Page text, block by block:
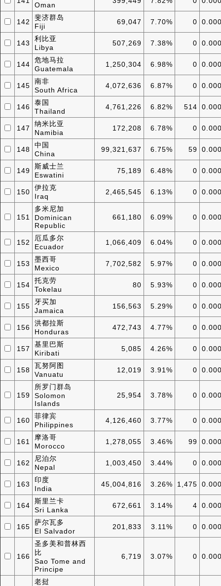
Oman
142
斐济群岛
Fiji
69,047 7.70% 0
143
利比亚
Libya
507,269 7.38% 0
144
危地马拉
Guatemala
1,250,304 6.98% 0
145
南非
South Africa
4,072,636 6.87% 0
146
泰国
Thailand
4,761,226 6.82% 514
147
纳米比亚
Namibia
172,208 6.78% 0
148
中国
China
99,321,637 6.75% 59
149
斯威士兰
Eswatini
75,189 6.48% 0
150
伊拉克
Iraq
2,465,545 6.13% 0
151
多米尼加
Dominican
Republic
661,180 6.09% 0
152
厄瓜多尔
Ecuador
1,066,409 6.04% 0
153
墨西哥
Mexico
7,702,582 5.97% 0
154
托克劳
Tokelau
80 5.93% 0
155
牙买加
Jamaica
156,563 5.29% 0
156
洪都拉斯
Honduras
472,743 4.77% 0
157
基里巴斯
Kiribati
5,085 4.26% 0
158
瓦努阿图
Vanuatu
12,019 3.91% 0
159
所罗门群岛
Solomon
Islands
25,954 3.78% 0
160
菲律宾
Philippines
4,126,460 3.77% 0
161
摩洛哥
Morocco
1,278,055 3.46% 99
162
尼泊尔
Nepal
1,003,450 3.44% 0
163
印度
India
45,004,816 3.26% 1,475
164
斯里兰卡
Sri Lanka
672,661 3.14% 4
165
萨尔瓦多
El Salvador
201,833 3.11% 0
166
圣多美和普林西
比
Sao Tome and
Principe
6,719 3.07% 0
老挝